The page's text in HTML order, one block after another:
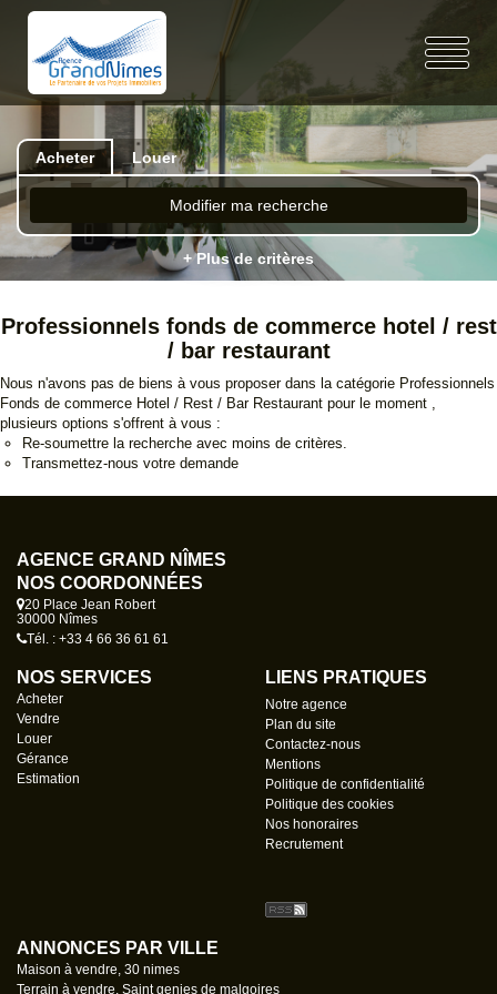
Acheter Louer
Modifier ma recherche
+ Plus de critères
Professionnels fonds de commerce hotel / rest
/ bar restaurant
Nous n'avons pas de biens à vous proposer dans la catégorie Professionnels
Fonds de commerce Hotel / Rest / Bar Restaurant pour le moment ,
plusieurs options s'offrent à vous :
Re-soumettre la recherche avec moins de critères.
Transmettez-nous votre demande
AGENCE GRAND NÎMES
NOS COORDONNÉES
20 Place Jean Robert
30000 Nîmes
Tél. : +33 4 66 36 61 61
NOS SERVICES
Acheter
Vendre
Louer
Gérance
Estimation
LIENS PRATIQUES
Notre agence
Plan du site
Contactez-nous
Mentions
Politique de confidentialité
Politique des cookies
Nos honoraires
Recrutement
ANNONCES PAR VILLE
Maison à vendre, 30 nimes
Terrain à vendre, Saint genies de malgoires